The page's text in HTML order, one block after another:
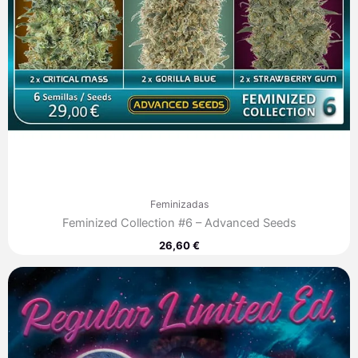
Feminizadas
Feminized Collection #6 – Advanced Seeds
26,60€